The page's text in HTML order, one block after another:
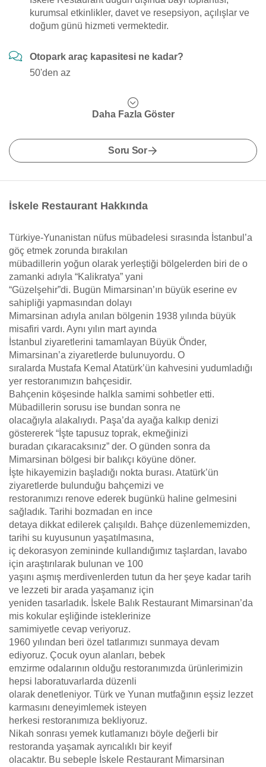
kurumsal etkinlikler, davet ve resepsiyon, açılışlar ve
doğum günü hizmeti vermektedir.
Otopark araç kapasitesi ne kadar?
50'den az
Daha Fazla Göster
Soru Sor
İskele Restaurant Hakkında
Türkiye-Yunanistan nüfus mübadelesi sırasında İstanbul’a
göç etmek zorunda bırakılan
mübadillerin yoğun olarak yerleştiği bölgelerden biri de o
zamanki adıyla “Kalikratya” yani
“Güzelşehir”di. Bugün Mimarsinan’ın büyük eserine ev
sahipliği yapmasından dolayı
Mimarsinan adıyla anılan bölgenin 1938 yılında büyük
misafiri vardı. Aynı yılın mart ayında
İstanbul ziyaretlerini tamamlayan Büyük Önder,
Mimarsinan’a ziyaretlerde bulunuyordu. O
sıralarda Mustafa Kemal Atatürk’ün kahvesini yudumladığı
yer restoranımızın bahçesidir.
Bahçenin köşesinde halkla samimi sohbetler etti.
Mübadillerin sorusu ise bundan sonra ne
olacağıyla alakalıydı. Paşa’da ayağa kalkıp denizi
göstererek “İşte tapusuz toprak, ekmeğinizi
buradan çıkaracaksınız” der. O günden sonra da
Mimarsinan bölgesi bir balıkçı köyüne döner.
İşte hikayemizin başladığı nokta burası. Atatürk’ün
ziyaretlerde bulunduğu bahçemizi ve
restoranımızı renove ederek bugünkü haline gelmesini
sağladık. Tarihi bozmadan en ince
detaya dikkat edilerek çalışıldı. Bahçe düzenlememizden,
tarihi su kuyusunun yaşatılmasına,
iç dekorasyon zemininde kullandığımız taşlardan, lavabo
için araştırılarak bulunan ve 100
yaşını aşmış merdivenlerden tutun da her şeye kadar tarih
ve lezzeti bir arada yaşamanız için
yeniden tasarladık. İskele Balık Restaurant Mimarsinan’da
mis kokular eşliğinde isteklerinize
samimiyetle cevap veriyoruz.
1960 yılından beri özel tatlarımızı sunmaya devam
ediyoruz. Çocuk oyun alanları, bebek
emzirme odalarının olduğu restoranımızda ürünlerimizin
hepsi laboratuvarlarda düzenli
olarak denetleniyor. Türk ve Yunan mutfağının eşsiz lezzet
karmasını deneyimlemek isteyen
herkesi restoranımıza bekliyoruz.
Nikah sonrası yemek kutlamanızı böyle değerli bir
restoranda yaşamak ayrıcalıklı bir keyif
olacaktır. Bu sebeple İskele Restaurant Mimarsinan